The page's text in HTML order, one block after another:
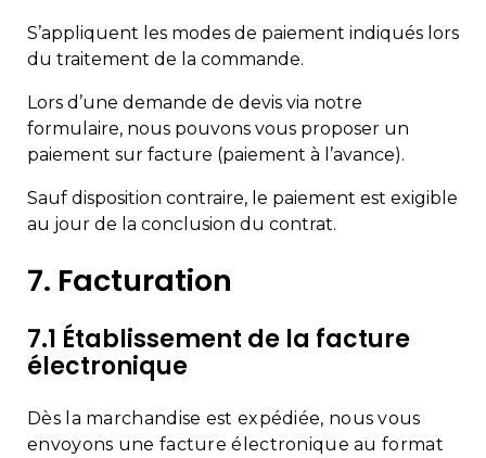
S’appliquent les modes de paiement indiqués lors
du traitement de la commande.
Lors d’une demande de devis via notre
formulaire, nous pouvons vous proposer un
paiement sur facture (paiement à l’avance).
Sauf disposition contraire, le paiement est exigible
au jour de la conclusion du contrat.
7. Facturation
7.1 Établissement de la facture
électronique
Dès la marchandise est expédiée, nous vous
envoyons une facture électronique au format